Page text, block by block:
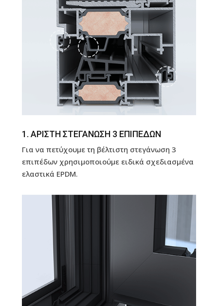
1. ΑΡΙΣΤΗ ΣΤΕΓΑΝΩΣΗ 3 ΕΠΙΠΕΔΩΝ
Για να πετύχουμε τη βέλτιστη στεγάνωση 3
επιπέδων χρησιμοποιούμε ειδικά σχεδιασμένα
ελαστικά EPDM.